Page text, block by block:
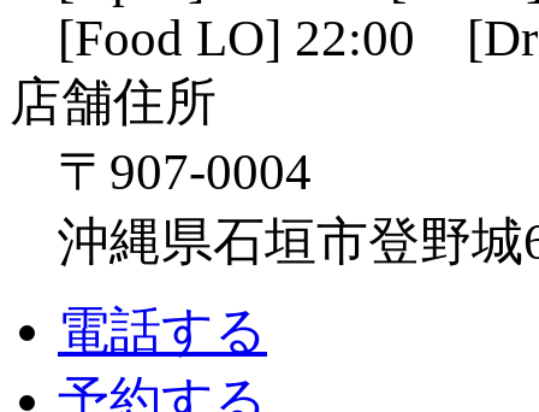
[Food LO] 22:00
店舗住所
〒907-0004
沖縄県石垣市登野城
電話する
予約する